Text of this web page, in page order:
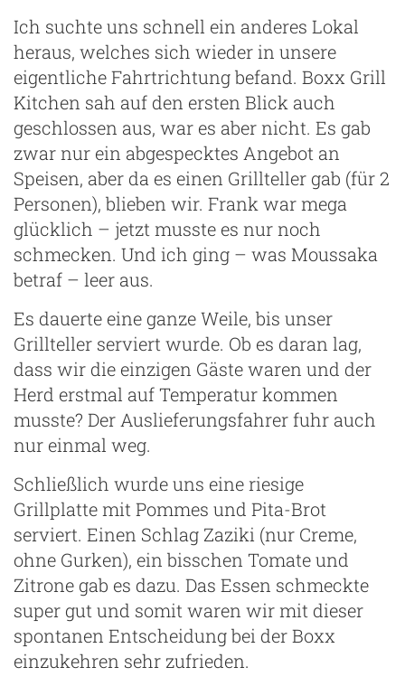
Ich suchte uns schnell ein anderes Lokal
heraus, welches sich wieder in unsere
eigentliche Fahrtrichtung befand. Boxx Grill
Kitchen sah auf den ersten Blick auch
geschlossen aus, war es aber nicht. Es gab
zwar nur ein abgespecktes Angebot an
Speisen, aber da es einen Grillteller gab (für 2
Personen), blieben wir. Frank war mega
glücklich – jetzt musste es nur noch
schmecken. Und ich ging – was Moussaka
betraf – leer aus.
Es dauerte eine ganze Weile, bis unser
Grillteller serviert wurde. Ob es daran lag,
dass wir die einzigen Gäste waren und der
Herd erstmal auf Temperatur kommen
musste? Der Auslieferungsfahrer fuhr auch
nur einmal weg.
Schließlich wurde uns eine riesige
Grillplatte mit Pommes und Pita-Brot
serviert. Einen Schlag Zaziki (nur Creme,
ohne Gurken), ein bisschen Tomate und
Zitrone gab es dazu. Das Essen schmeckte
super gut und somit waren wir mit dieser
spontanen Entscheidung bei der Boxx
einzukehren sehr zufrieden.